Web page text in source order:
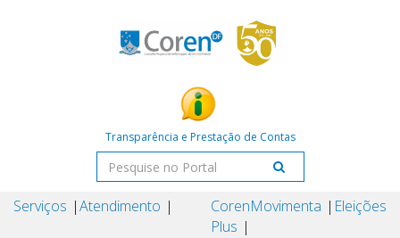
Transparência e Prestação de Contas
Serviços Atendimento
Coren
Plus
Movimenta Eleições